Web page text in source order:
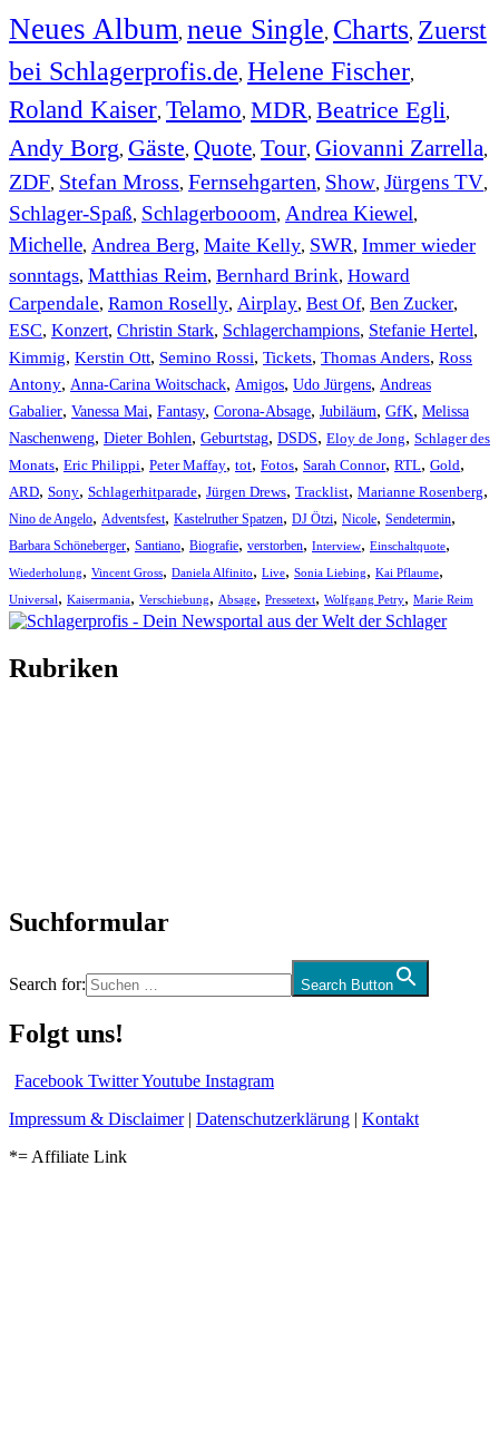
Neues Album, neue Single, Charts, Zuerst
bei Schlagerprofis.de, Helene Fischer,
Roland Kaiser, Telamo, MDR, Beatrice Egli,
Andy Borg, Gäste, Quote, Tour, Giovanni Zarrella,
ZDF, Stefan Mross, Fernsehgarten, Show, Jürgens TV,
Schlager-Spaß, Schlagerbooom, Andrea Kiewel,
Michelle, Andrea Berg, Maite Kelly, SWR, Immer wieder
sonntags, Matthias Reim, Bernhard Brink, Howard
Carpendale, Ramon Roselly, Airplay, Best Of, Ben Zucker,
ESC, Konzert, Christin Stark, Schlagerchampions, Stefanie Hertel,
Kimmig, Kerstin Ott, Semino Rossi, Tickets, Thomas Anders, Ross
Antony, Anna-Carina Woitschack, Amigos, Udo Jürgens, Andreas
Gabalier, Vanessa Mai, Fantasy, Corona-Absage, Jubiläum, GfK, Melissa
Naschenweng, Dieter Bohlen, Geburtstag, DSDS, Eloy de Jong, Schlager des
Monats, Eric Philippi, Peter Maffay, tot, Fotos, Sarah Connor, RTL, Gold,
ARD, Sony, Schlagerhitparade, Jürgen Drews, Tracklist, Marianne Rosenberg,
Nino de Angelo, Adventsfest, Kastelruther Spatzen, DJ Ötzi, Nicole, Sendetermin,
Barbara Schöneberger, Santiano, Biografie, verstorben, Interview, Einschaltquote,
Wiederholung, Vincent Gross, Daniela Alfinito, Live, Sonia Liebing, Kai Pflaume,
Universal, Kaisermania, Verschiebung, Absage, Pressetext, Wolfgang Petry, Marie Reim
Rubriken
Suchformular
Search for: Search Button
Folgt uns!
Facebook TwitterYoutube Instagram
Impressum & Disclaimer| Datenschutzerklärung | Kontakt
*= Affiliate Link